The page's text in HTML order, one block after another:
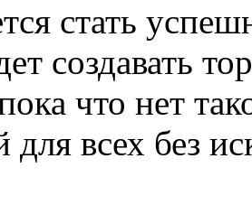
стать
создавать
что нет
для всех без